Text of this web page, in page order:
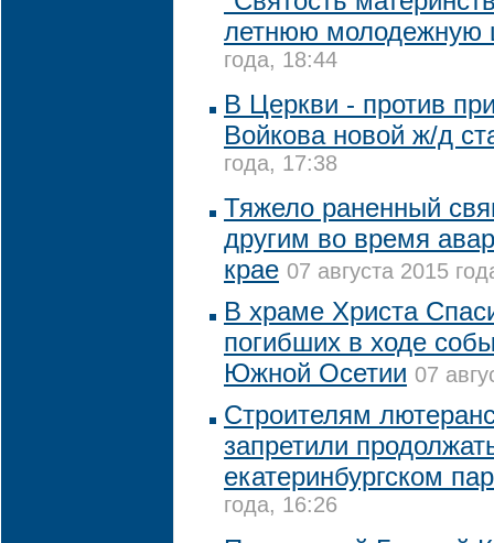
летнюю молодежную
года, 18:44
В Церкви - против
Войкова новой ж/д
года, 17:38
Тяжело раненный
другим во время
крае 07 августа 2015
В храме Христа
погибших в ходе
Южной Осетии 07
Строителям
запретили
екатеринбургском
года, 16:26